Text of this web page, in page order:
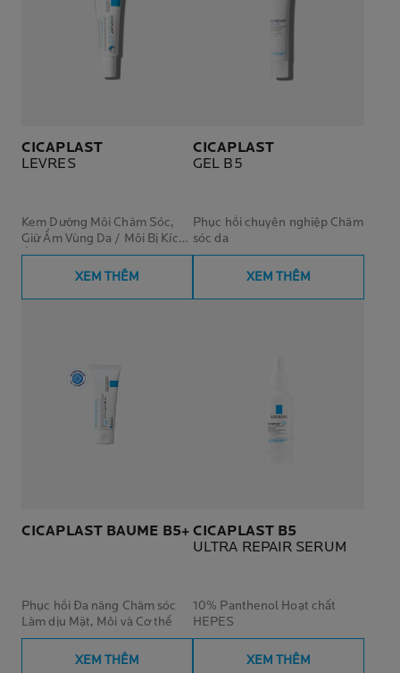
CICAPLAST
LEVRES
Kem Dưỡng Môi Chăm Sóc,
Giữ Ẩm Vùng Da / Môi Bị Kích
Ứng
XEM THÊM
CICAPLAST
GEL B5
Phục hồi chuyên nghiệp Chăm
sóc da
XEM THÊM
CICAPLAST BAUME B5+
Phục hồi Đa năng Chăm sóc
Làm dịu Mặt, Môi và Cơ thể
XEM THÊM
CICAPLAST B5
ULTRA REPAIR SERUM
10% Panthenol Hoạt chất
HEPES
XEM THÊM